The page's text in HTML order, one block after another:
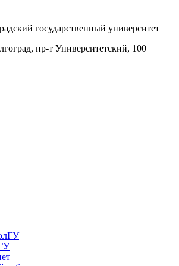
государственный университет
пр-т Университетский, 100